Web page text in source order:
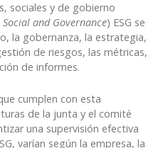
sociales y de gobierno
and Governance) ESG se
la gobernanza, la estrategia,
de riesgos, las métricas,
de informes.
cumplen con esta
de la junta y el comité
una supervisión efectiva
varían según la empresa, la